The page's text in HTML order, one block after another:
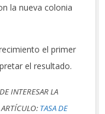
la nueva colonia
el primer
el resultado.
INTERESAR LA
TASA DE